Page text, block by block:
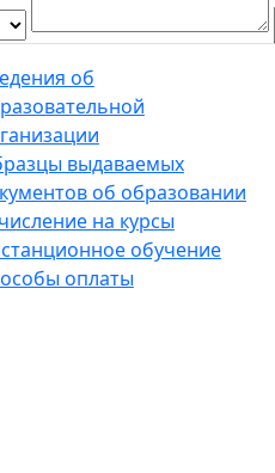
об
выдаваемых
об образовании
на курсы
обучение
оплаты